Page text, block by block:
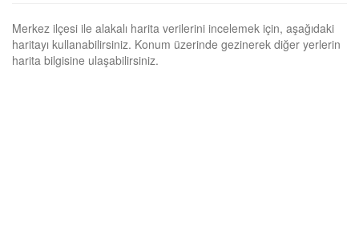
Merkez ilçesi ile alakalı harita verilerini incelemek için, aşağıdaki
haritayı kullanabilirsiniz. Konum üzerinde gezinerek diğer yerlerin
harita bilgisine ulaşabilirsiniz.